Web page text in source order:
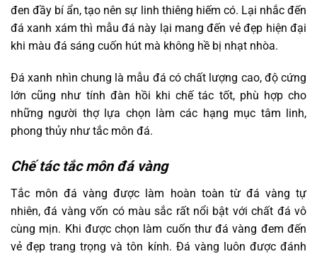
đen đầy bí ẩn, tạo nên sự linh thiêng hiếm có. Lại nhắc đến
đá xanh xám thì mẫu đá này lại mang đến vẻ đẹp hiện đại
khi màu đá sáng cuốn hút mà không hề bị nhạt nhòa.
Đá xanh nhìn chung là mẫu đá có chất lượng cao, độ cứng
lớn cũng như tính đàn hồi khi chế tác tốt, phù hợp cho
những người thợ lựa chọn làm các hạng mục tâm linh,
phong thủy như tắc môn đá.
Chế tác tắc môn đá vàng
Tắc môn đá vàng được làm hoàn toàn từ đá vàng tự
nhiên, đá vàng vốn có màu sắc rất nổi bật với chất đá vô
cùng mịn. Khi được chọn làm cuốn thư đá vàng đem đến
vẻ đẹp trang trọng và tôn kính. Đá vàng luôn được đánh